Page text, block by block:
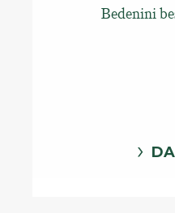
Bedenini